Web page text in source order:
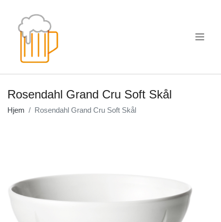
Rosendahl Grand Cru Soft Skål
Hjem Rosendahl Grand Cru Soft Skål